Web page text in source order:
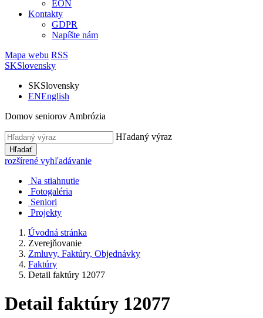
EON
Kontakty
GDPR
Napíšte nám
Mapa webu RSS
SKSlovensky
SKSlovensky
ENEnglish
Domov seniorov Ambrózia
Hľadaný výraz
Hľadať
rozšírené vyhľadávanie
Na stiahnutie
Fotogaléria
Seniori
Projekty
Úvodná stránka
Zverejňovanie
Zmluvy, Faktúry, Objednávky
Faktúry
Detail faktúry 12077
Detail faktúry 12077